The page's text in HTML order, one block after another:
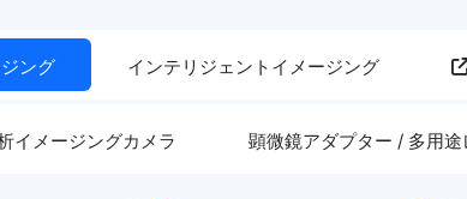
ング インテリジェントイメージング
イメージングカメラ 顕微鏡アダプター / 多用